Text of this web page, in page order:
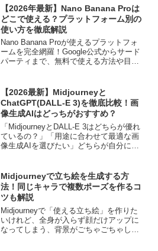
者でもプロ級の画像が作れる。
【2026年最新】Nano Banana Proは
どこで使える？プラットフォーム別の
使い方を徹底解説
Nano Banana Proが使えるプラットフォ
ームを完全網羅！Google公式からサード
パーティまで、無料で使える方法や目的
ぞれに最適な使い方が見つかります！
【2026最新】Midjourneyと
ChatGPT(DALL-E 3)を徹底比較！画
像生成AIはどっちがおすすめ？
「MidjourneyとDALL-E 3はどちらが優れ
ているの？」「用途に合わせて最適な画
像生成AIを選びたい」どちらが自分に向
生成できるようになり、SNS投稿、資
料...
Midjourneyで立ち絵を生成する方
法！同じキャラで複数ポーズを作るコ
ツも解説
Midjourneyで「使える立ち絵」を作りた
いけれど、全身が入らず顔だけアップに
なってしまう、背景がごちゃごちゃして